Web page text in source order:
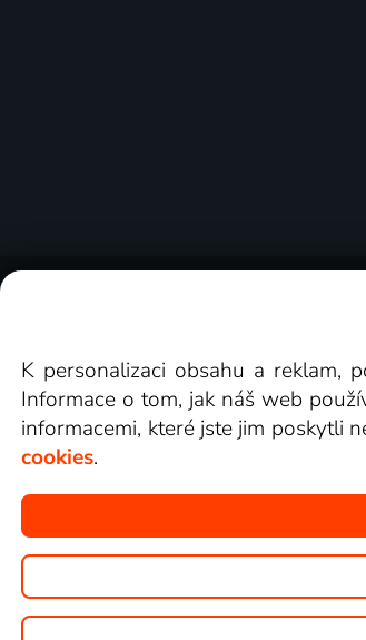
K personalizaci obsahu a reklam,
Informace o tom, jak náš web
informacemi, které jste jim poskytli
cookies.